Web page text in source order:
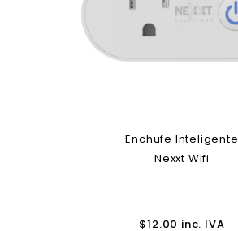
Enchufe Inteligente
Nexxt Wifi
$12.00 inc. IVA